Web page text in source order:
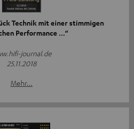
Technik mit einer stimmigen
Performance …“
journal.de
25.11.2018
Mehr...